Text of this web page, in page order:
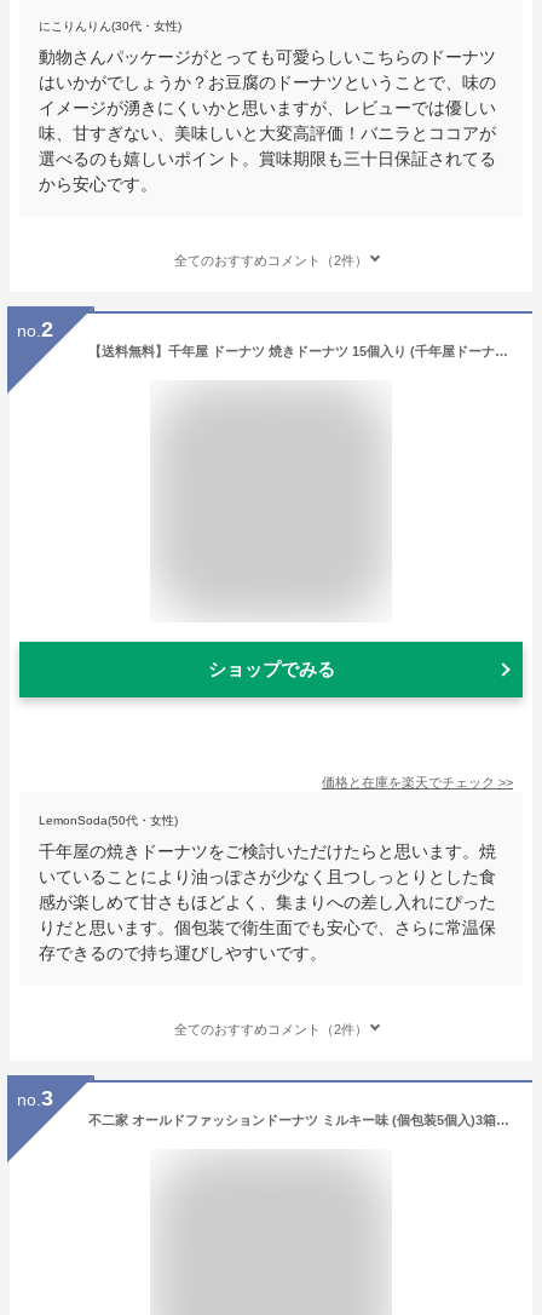
にこりんりん(30代・女性)
動物さんパッケージがとっても可愛らしいこちらのドーナツ
はいかがでしょうか？お豆腐のドーナツということで、味の
イメージが湧きにくいかと思いますが、レビューでは優しい
味、甘すぎない、美味しいと大変高評価！バニラとココアが
選べるのも嬉しいポイント。賞味期限も三十日保証されてる
から安心です。
全てのおすすめコメント（2件）
no. 2
【送料無料】千年屋 ドーナツ 焼きドーナツ 15個入り (千年屋ドーナツ15)バラ売り 個包装 お菓子 スイーツ 常温保存 簡易包装 おやつ ギフト 手土産 プレゼント お試し
ショップでみる
価格と在庫を楽天でチェック >>
LemonSoda(50代・女性)
千年屋の焼きドーナツをご検討いただけたらと思います。焼
いていることにより油っぽさが少なく且つしっとりとした食
感が楽しめて甘さもほどよく、集まりへの差し入れにぴった
りだと思います。個包装で衛生面でも安心で、さらに常温保
存できるので持ち運びしやすいです。
全てのおすすめコメント（2件）
no. 3
不二家 オールドファッションドーナツ ミルキー味 (個包装5個入)3箱セット「のし・包装は不可」スイーツ セット ヤマザキ おやつ イベント パーティー 差し入れ 配布用 ドーナツ 個包装 母の日 2026